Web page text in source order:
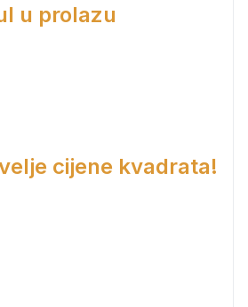
u prolazu
cijene kvadrata!